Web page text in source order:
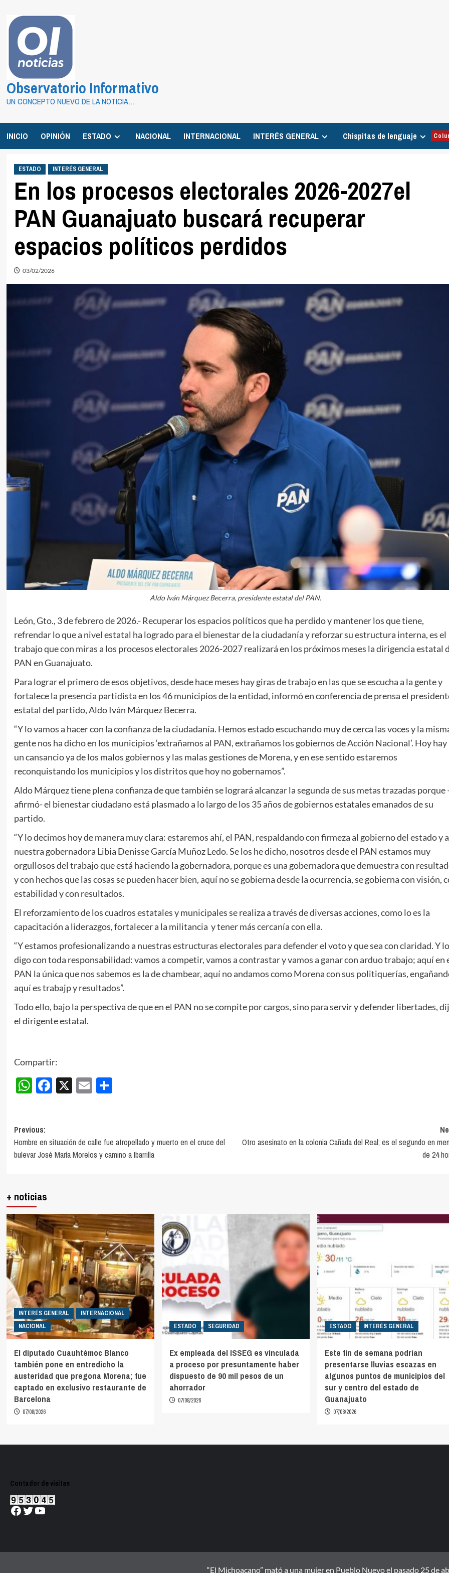
contenido
Observatorio Informativo
UN CONCEPTO NUEVO DE LA NOTICIA…
INICIO OPINIÓN ESTADO NACIONAL INTERNACIONAL INTERÉS GENERAL Chispitas de lenguaje
ESTADO INTERÉS GENERAL
En los procesos electorales 2026-2027el
PAN Guanajuato buscará recuperar
espacios políticos perdidos
03/02/2026
Aldo Iván Márquez Becerra, presidente estatal del PAN.
León, Gto., 3 de febrero de 2026.- Recuperar los espacios políticos que ha perdido y mantener los que tiene,
refrendar lo que a nivel estatal ha logrado para el bienestar de la ciudadanía y reforzar su estructura interna, es el
trabajo que con miras a los procesos electorales 2026-2027 realizará en los próximos meses la dirigencia estatal
PAN en Guanajuato.
Para lograr el primero de esos objetivos, desde hace meses hay giras de trabajo en las que se escucha a la gente y
fortalece la presencia partidista en los 46 municipios de la entidad, informó en conferencia de prensa el
estatal del partido, Aldo Iván Márquez Becerra.
“Y lo vamos a hacer con la confianza de la ciudadanía. Hemos estado escuchando muy de cerca las voces y la
gente nos ha dicho en los municipios ‘extrañamos al PAN, extrañamos los gobiernos de Acción Nacional’. Hoy hay
un cansancio ya de los malos gobiernos y las malas gestiones de Morena, y en ese sentido estaremos
reconquistando los municipios y los distritos que hoy no gobernamos”.
Aldo Márquez tiene plena confianza de que también se logrará alcanzar la segunda de sus metas trazadas porque
afirmó- el bienestar ciudadano está plasmado a lo largo de los 35 años de gobiernos estatales emanados de su
partido.
“Y lo decimos hoy de manera muy clara: estaremos ahí, el PAN, respaldando con firmeza al gobierno del estado y a
nuestra gobernadora Libia Denisse García Muñoz Ledo. Se los he dicho, nosotros desde el PAN estamos muy
orgullosos del trabajo que está haciendo la gobernadora, porque es una gobernadora que demuestra con
y con hechos que las cosas se pueden hacer bien, aquí no se gobierna desde la ocurrencia, se gobierna con visión,
estabilidad y con resultados.
El reforzamiento de los cuadros estatales y municipales se realiza a través de diversas acciones, como lo es la
capacitación a liderazgos, fortalecer a la militancia y tener más cercanía con ella.
“Y estamos profesionalizando a nuestras estructuras electorales para defender el voto y que sea con claridad. Y lo
digo con toda responsabilidad: vamos a competir, vamos a contrastar y vamos a ganar con arduo trabajo; aquí en
PAN la única que nos sabemos es la de chambear, aquí no andamos como Morena con sus politiquerías,
aquí es trabajp y resultados”.
Todo ello, bajo la perspectiva de que en el PAN no se compite por cargos, sino para servir y defender libertades,
el dirigente estatal.
Compartir:
WhatsApp
Facebook
X EmailCompartir
Post
navigation
Previous:
Hombre en situación de calle fue atropellado y muerto en el cruce del
bulevar José María Morelos y camino a Ibarrilla
Otro asesinato en la colonia Cañada del Real; es el segundo en
de 24
+ noticias
INTERÉS GENERAL
INTERNACIONAL
NACIONAL
El diputado Cuauhtémoc Blanco
también pone en entredicho la
austeridad que pregona Morena; fue
captado en exclusivo restaurante de
Barcelona
07/08/2026
ESTADO SEGURIDAD
Ex empleada del ISSEG es vinculada
a proceso por presuntamente haber
dispuesto de 90 mil pesos de un
ahorrador
07/08/2026
ESTADO INTERÉS GENERAL
Este fin de semana podrían
presentarse lluvias escazas en
algunos puntos de municipios del
sur y centro del estado de
Guanajuato
07/08/2026
Contador de visitas
Facebook
Twitter
YouTube
“El Michoacano” mató a una mujer en Pueblo Nuevo el pasado 25 de